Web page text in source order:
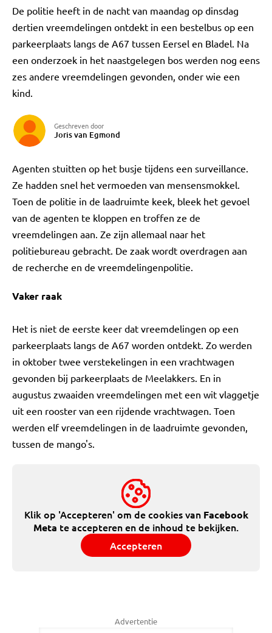
De politie heeft in de nacht van maandag op dinsdag
dertien vreemdelingen ontdekt in een bestelbus op een
parkeerplaats langs de A67 tussen Eersel en Bladel. Na
een onderzoek in het naastgelegen bos werden nog eens
zes andere vreemdelingen gevonden, onder wie een
kind.
Geschreven door
Joris van Egmond
Agenten stuitten op het busje tijdens een surveillance.
Ze hadden snel het vermoeden van mensensmokkel.
Toen de politie in de laadruimte keek, bleek het gevoel
van de agenten te kloppen en troffen ze de
vreemdelingen aan. Ze zijn allemaal naar het
politiebureau gebracht. De zaak wordt overdragen aan
de recherche en de vreemdelingenpolitie.
Vaker raak
Het is niet de eerste keer dat vreemdelingen op een
parkeerplaats langs de A67 worden ontdekt. Zo werden
in oktober twee verstekelingen in een vrachtwagen
gevonden bij parkeerplaats de Meelakkers. En in
augustus zwaaiden vreemdelingen met een wit vlaggetje
uit een rooster van een rijdende vrachtwagen. Toen
werden elf vreemdelingen in de laadruimte gevonden,
tussen de mango's.
Klik op 'Accepteren' om de cookies van Facebook
Meta te accepteren en de inhoud te bekijken.
Accepteren
Advertentie